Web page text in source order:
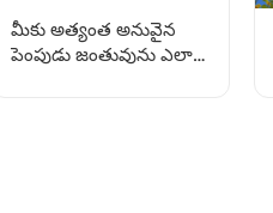
మీకు అత్యంత అనువైన
పెంపుడు జంతువును ఎలా